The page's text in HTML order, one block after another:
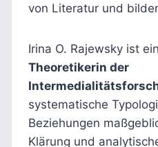
von Literatur und
Irina O. Rajewsky ist
Theoretikerin der
systematische
Beziehungen
Klärung und